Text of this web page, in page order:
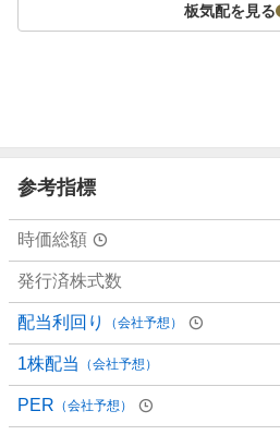
板気配を見る
ア
参考指標
時価総額
発行済株式数
配当利回り （会社予想）
1株配当 （会社予想）
PER （会社予想）